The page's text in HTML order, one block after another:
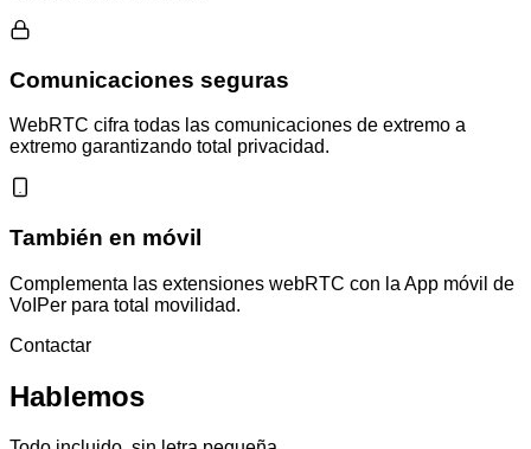
Comunicaciones seguras
WebRTC cifra todas las comunicaciones de extremo a
extremo garantizando total privacidad.
También en móvil
Complementa las extensiones webRTC con la App móvil de
VoIPer para total movilidad.
Contactar
Hablemos